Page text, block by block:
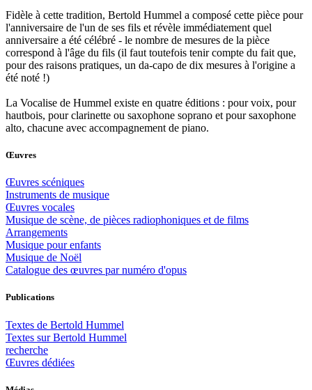
Fidèle à cette tradition, Bertold Hummel a composé cette pièce pour
l'anniversaire de l'un de ses fils et révèle immédiatement quel
anniversaire a été célébré - le nombre de mesures de la pièce
correspond à l'âge du fils (il faut toutefois tenir compte du fait que,
pour des raisons pratiques, un da-capo de dix mesures à l'origine a
été noté !)
La Vocalise de Hummel existe en quatre éditions : pour voix, pour
hautbois, pour clarinette ou saxophone soprano et pour saxophone
alto, chacune avec accompagnement de piano.
Œuvres
Œuvres scéniques
Instruments de musique
Œuvres vocales
Musique de scène, de pièces radiophoniques et de films
Arrangements
Musique pour enfants
Musique de Noël
Catalogue des œuvres par numéro d'opus
Publications
Textes de Bertold Hummel
Textes sur Bertold Hummel
recherche
Œuvres dédiées